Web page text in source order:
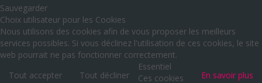
Sauvegarder
Choix utilisateur pour les Cookies
Nous utilisons des cookies afin de vous proposer les meilleurs
services possibles. Si vous déclinez l'utilisation de ces cookies, le site
web pourrait ne pas fonctionner correctement.
Tout accepter
Tout décliner En savoir plus
Essentiel
Ces cookies